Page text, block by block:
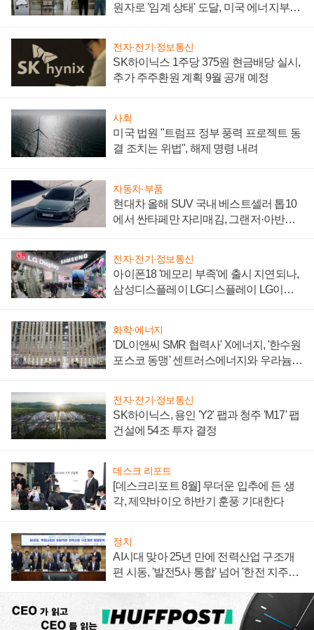
원자로 '임계 상태' 도달, 미국 에너지부
전자·전기·정보통신
SK하이닉스 1주당 375원 현금배당 실시,
추가 주주환원 계획 9월 공개 예정
사회
미국 법원 "트럼프 정부 풍력 프로젝트 동
결 조치는 위법", 해제 명령 내려
자동차·부품
현대차 올해 SUV 국내 베스트셀러 톱10
에서 싼타페만 자리매김, 그랜저·아반떼
전자·전기·정보통신
아이폰18 '메모리 부족'에 출시 지연되나,
삼성디스플레이 LG디스플레이 LG이노
화학·에너지
'DL이앤씨 SMR 협력사' X에너지, '한수원
포스코 동맹' 센트러스에너지와 우라늄
전자·전기·정보통신
SK하이닉스, 용인 'Y2' 팹과 청주 'M17' 팹
건설에 54조 투자 결정
데스크 리포트
[데스크리포트 8월] 무더운 입추에 든 생
각, 제약바이오 하반기 훈풍 기대한다
정치
AI시대 맞아 25년 만에 전력산업 구조개
편 시동, '발전5사 통합' 넘어 '한전 지주사'